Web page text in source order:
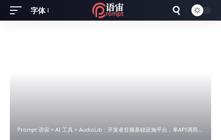
Font
字体
Prompt 语宙 > AI 工具 > AudioLib：开发者音频基础设施平台，单API调用10万+原创音乐，零版权风险极简集成